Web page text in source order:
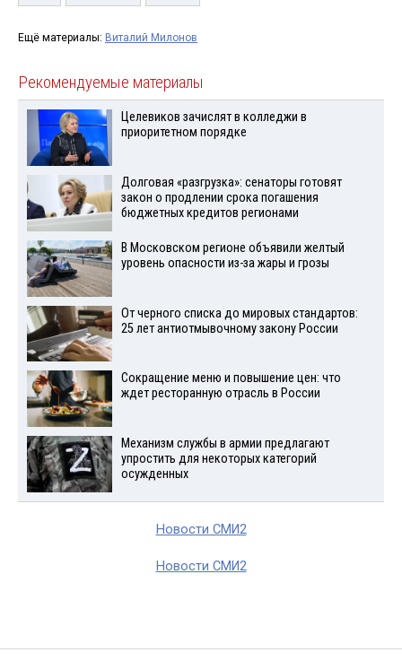
Ещё материалы: Виталий Милонов
Рекомендуемые материалы
Целевиков зачислят в колледжи в
приоритетном порядке
Долговая «разгрузка»: сенаторы готовят
закон о продлении срока погашения
бюджетных кредитов регионами
В Московском регионе объявили желтый
уровень опасности из-за жары и грозы
От черного списка до мировых стандартов:
25 лет антиотмывочному закону России
Сокращение меню и повышение цен: что
ждет ресторанную отрасль в России
Механизм службы в армии предлагают
упростить для некоторых категорий
осужденных
Новости СМИ2
Новости СМИ2